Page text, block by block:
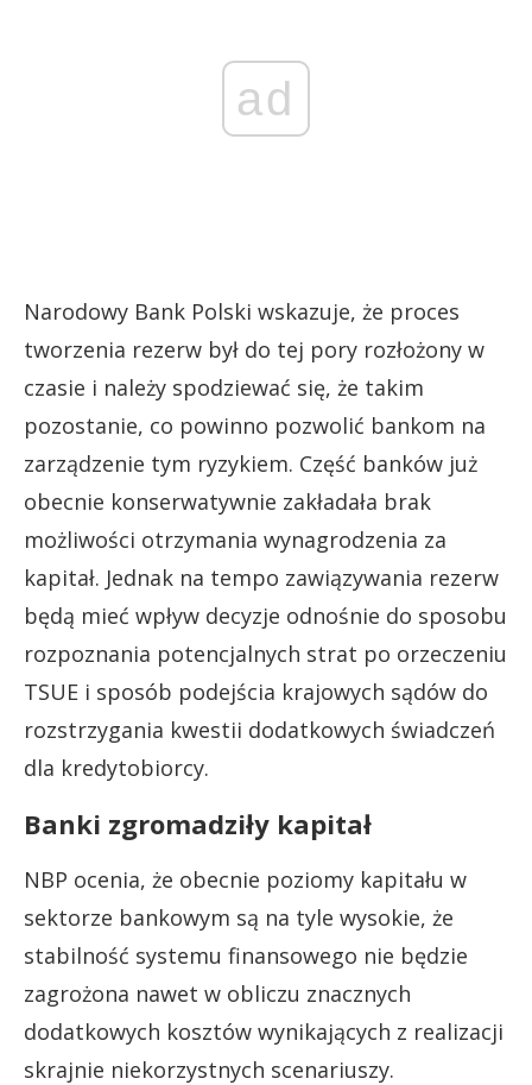
ad
Narodowy Bank Polski wskazuje, że proces
tworzenia rezerw był do tej pory rozłożony w
czasie i należy spodziewać się, że takim
pozostanie, co powinno pozwolić bankom na
zarządzenie tym ryzykiem. Część banków już
obecnie konserwatywnie zakładała brak
możliwości otrzymania wynagrodzenia za
kapitał. Jednak na tempo zawiązywania rezerw
będą mieć wpływ decyzje odnośnie do sposobu
rozpoznania potencjalnych strat po orzeczeniu
TSUE i sposób podejścia krajowych sądów do
rozstrzygania kwestii dodatkowych świadczeń
dla kredytobiorcy.
Banki zgromadziły kapitał
NBP ocenia, że obecnie poziomy kapitału w
sektorze bankowym są na tyle wysokie, że
stabilność systemu finansowego nie będzie
zagrożona nawet w obliczu znacznych
dodatkowych kosztów wynikających z realizacji
skrajnie niekorzystnych scenariuszy.